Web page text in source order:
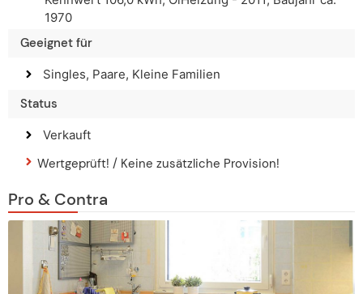
1970
Geeignet für
Singles, Paare, Kleine Familien
Status
Verkauft
Wertgeprüft! / Keine zusätzliche Provision!
Pro & Contra